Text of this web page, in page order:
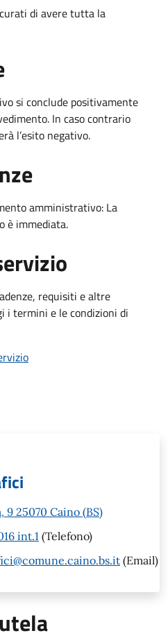
di avere tutta la
si conclude positivamente
In caso contrario
l’esito negativo.
amministrativo: La
è immediata.
requisiti e altre
i termini e le condizioni di
9 25070 Caino (BS)
int.1 (Telefono)
(Email)